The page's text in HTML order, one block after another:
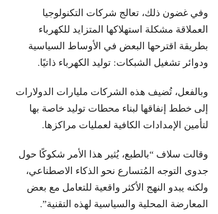
وفي غضون ذلك، تعالج شركات التكنولوجيا
العملاقة مشكلة استهلاكها المتزايد للكهرباء
بطريقة اقترحها البعض في الأوساط السياسية
ودوائر تشغيل الشبكات: توليد الكهرباء ذاتيًا.
وبالفعل، تُضيف هذه الشركات مليارات الدولارات
إلى خطط إنفاقها لبناء محطات توليد خاصة بها
لتأمين الإمدادات الكافية لعمليات مراكزها.
وقالت سلاف “بالطبع، يُثير هذا الأمر شكوكًا حول
جدوى التوجه المُتسارع نحو الذكاء الاصطناعي،
ولكنه يبدو النهج الأكثر واقعية للتعامل مع بعض
المعارضة المحلية والسياسية لهذه التقنية”.